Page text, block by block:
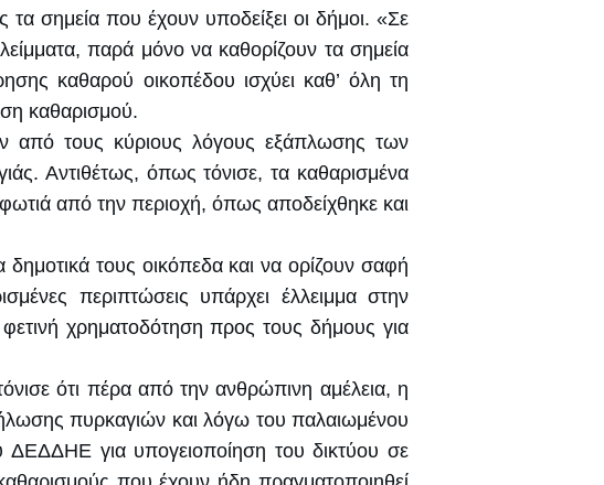
σημεία που έχουν υποδείξει οι δήμοι. «Σε
παρά μόνο να καθορίζουν τα σημεία
καθαρού οικοπέδου ισχύει καθ’ όλη τη
καθαρισμού.
από τους κύριους λόγους εξάπλωσης των
Αντιθέτως, όπως τόνισε, τα καθαρισμένα
από την περιοχή, όπως αποδείχθηκε και
τους οικόπεδα και να ορίζουν σαφή
περιπτώσεις υπάρχει έλλειμμα στην
χρηματοδότηση προς τους δήμους για
ότι πέρα από την ανθρώπινη αμέλεια, η
πυρκαγιών και λόγω του παλαιωμένου
ΔΕΔΔΗΕ για υπογειοποίηση του δικτύου σε